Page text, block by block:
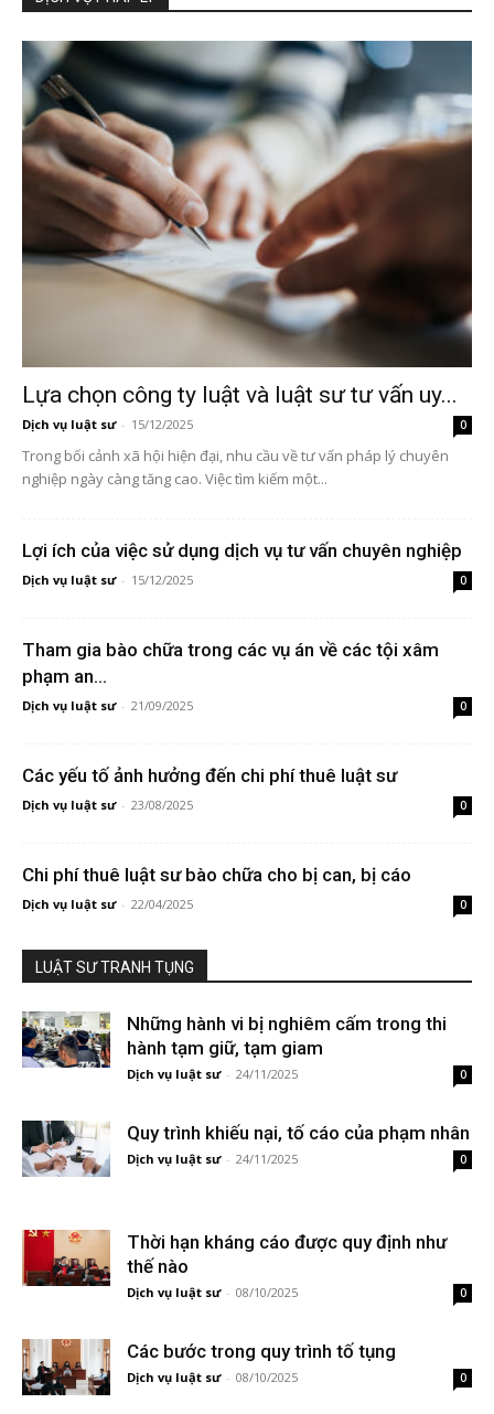
Lựa chọn công ty luật và luật sư tư vấn uy...
Dịch vụ luật sư - 15/12/2025 0
Trong bối cảnh xã hội hiện đại, nhu cầu về tư vấn pháp lý chuyên
nghiệp ngày càng tăng cao. Việc tìm kiếm một...
Lợi ích của việc sử dụng dịch vụ tư vấn chuyên nghiệp
Dịch vụ luật sư - 15/12/2025 0
Tham gia bào chữa trong các vụ án về các tội xâm
phạm an...
Dịch vụ luật sư - 21/09/2025 0
Các yếu tố ảnh hưởng đến chi phí thuê luật sư
Dịch vụ luật sư - 23/08/2025 0
Chi phí thuê luật sư bào chữa cho bị can, bị cáo
Dịch vụ luật sư - 22/04/2025 0
LUẬT SƯ TRANH TỤNG
Những hành vi bị nghiêm cấm trong thi
hành tạm giữ, tạm giam
Dịch vụ luật sư - 24/11/2025 0
Quy trình khiếu nại, tố cáo của phạm nhân
Dịch vụ luật sư - 24/11/2025 0
Thời hạn kháng cáo được quy định như
thế nào
Dịch vụ luật sư - 08/10/2025 0
Các bước trong quy trình tố tụng
Dịch vụ luật sư - 08/10/2025 0